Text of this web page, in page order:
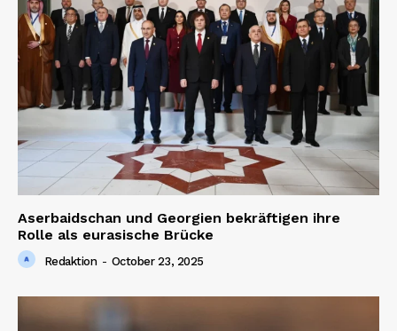
Aserbaidschan und Georgien bekräftigen ihre
Rolle als eurasische Brücke
Redaktion - October 23, 2025